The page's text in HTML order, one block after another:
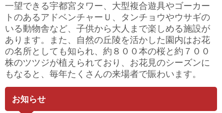
一望できる宇都宮タワー、大型複合遊具やゴーカー
トのあるアドベンチャーＵ、タンチョウやウサギの
いる動物舎など、子供から大人まで楽しめる施設が
あります。また、自然の丘陵を活かした園内はお花
の名所としても知られ、約８００本の桜と約７００
株のツツジが植えられており、お花見のシーズンに
もなると、毎年たくさんの来場者で賑わいます。
お知らせ